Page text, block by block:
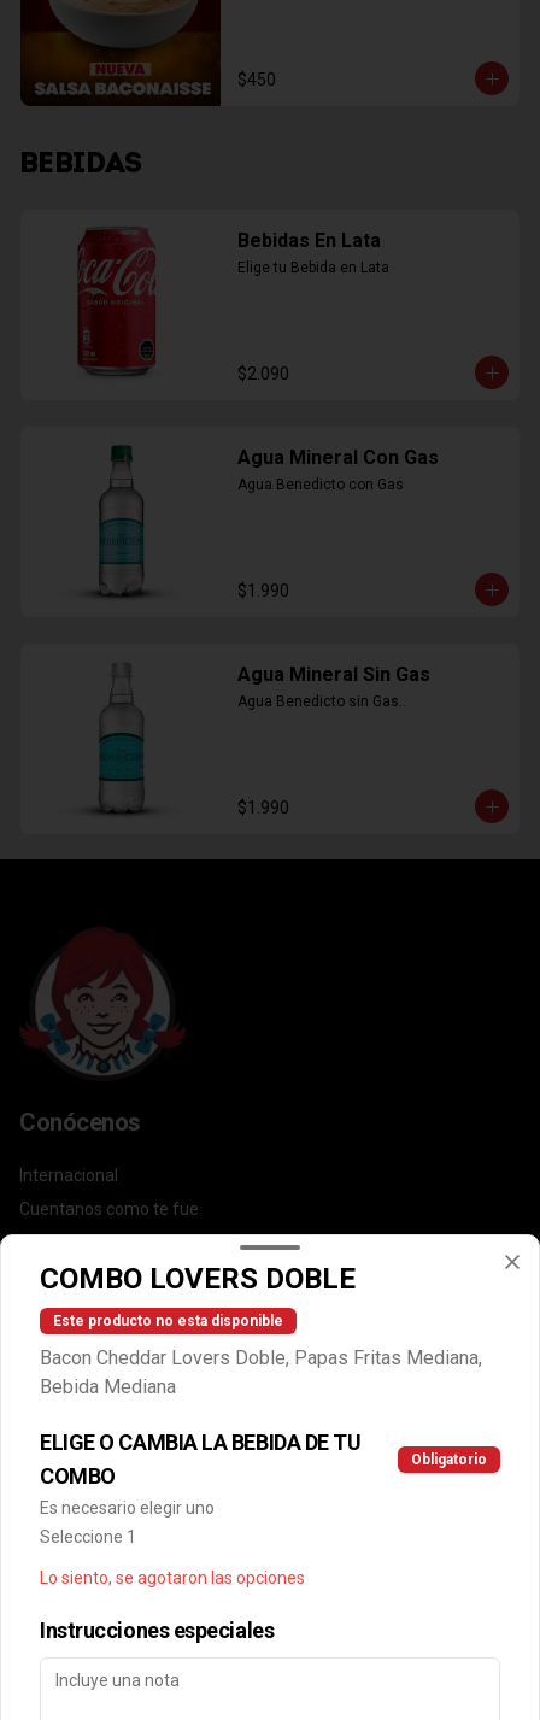
$450
BEBIDAS
Bebidas En Lata
Elige tu Bebida en Lata
$2.090
Agua Mineral Con Gas
Agua Benedicto con Gas
$1.990
Agua Mineral Sin Gas
Agua Benedicto sin Gas..
$1.990
Conócenos
Internacional
Cuentanos como te fue
Trabaja con nosotros
Escríbenos por WhatsApp: +56950183243
Locales
Política de privacidad
Redes sociales
Facebook
Mi cuenta
COMBO LOVERS DOBLE
Este producto no esta disponible
Bacon Cheddar Lovers Doble, Papas Fritas Mediana,
Bebida Mediana
ELIGE O CAMBIA LA BEBIDA DE TU
COMBO
Obligatorio
Es necesario elegir uno
Seleccione 1
Lo siento, se agotaron las opciones
Instrucciones especiales